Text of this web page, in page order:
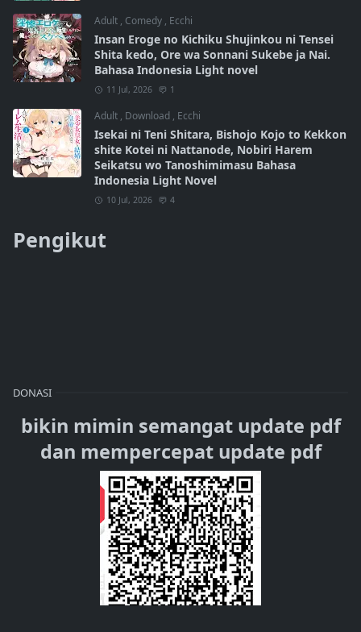
Adult , Comedy , Ecchi
Insan Eroge no Kichiku Shujinkou ni Tensei
Shita kedo, Ore wa Sonnani Sukebe ja Nai.
Bahasa Indonesia Light novel
11 Jul, 2026 1
Adult , Download , Ecchi
Isekai ni Teni Shitara, Bishojo Kojo to Kekkon
shite Kotei ni Nattanode, Nobiri Harem
Seikatsu wo Tanoshimimasu Bahasa
Indonesia Light Novel
10 Jul, 2026 4
Pengikut
DONASI
bikin mimin semangat update pdf
dan mempercepat update pdf